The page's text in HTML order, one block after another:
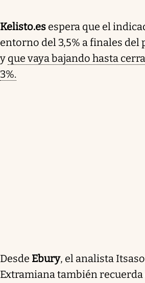
Kelisto.es espera que el
entorno del 3,5% a finales
y que vaya bajando hasta
3%.
Desde Ebury, el analista
Extramiana también recuerda